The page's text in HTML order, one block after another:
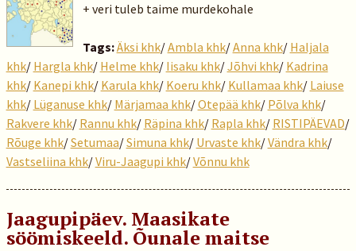
+ veri tuleb taime murdekohale
Tags:Äksi khk/Ambla khk/Anna khk/ Haljala
khk/ Hargla khk/ Helme khk/ Iisaku khk/Jõhvi khk/ Kadrina
khk/ Kanepi khk/ Karula khk/ Koeru khk/ Kullamaa khk/ Laiuse
khk/ Lüganuse khk/ Märjamaa khk/Otepää khk/ Põlva khk/
Rakvere khk/ Rannu khk/ Räpina khk/ Rapla khk/ RISTIPÄEVAD/
Rõuge khk/Setumaa/Simuna khk/ Urvaste khk/Vändra khk/
Vastseliina khk/Viru-Jaagupi khk/Võnnu khk
Jaagupipäev. Maasikate
söömiskeeld. Õunale maitse